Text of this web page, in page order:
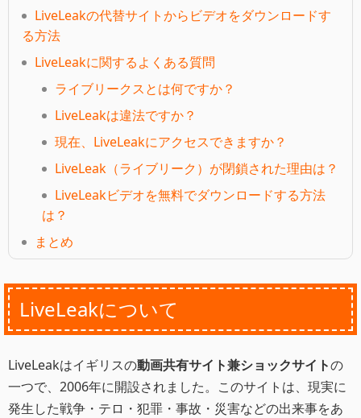
LiveLeakの代替サイトからビデオをダウンロードす
る方法
LiveLeakに関するよくある質問
ライブリークスとは何ですか？
LiveLeakは違法ですか？
現在、LiveLeakにアクセスできますか？
LiveLeak（ライブリーク）が閉鎖された理由は？
LiveLeakビデオを無料でダウンロードする方法
は？
まとめ
LiveLeakについて
LiveLeakはイギリスの動画共有サイト兼ショックサイトの
一つで、2006年に開設されました。このサイトは、現実に
発生した戦争・テロ・犯罪・事故・災害などの出来事をあ